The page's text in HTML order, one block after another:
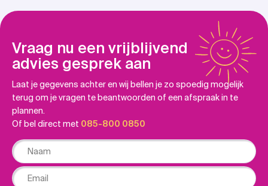
Vraag nu een vrijblijvend
advies gesprek aan
Laat je gegevens achter en wij bellen je zo spoedig mogelijk
terug om je vragen te beantwoorden of een afspraak in te
plannen.
Of bel direct met 085-800 0850
Naam
Email